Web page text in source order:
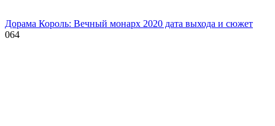
Дорама Король: Вечный монарх 2020 дата выхода и сюжет
064